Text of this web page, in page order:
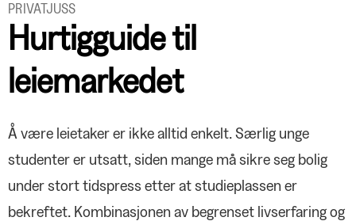
Vanlig og uvanlig
BREV FRA FORBUNDSLEDEREN
Utfordringer og muligheter
ORGANISASJON
ARBEIDSLIV
industri
LØNNSOPPGJØRET
Rom for reallønnsvekst
NOTABENE
PRIVATJUSS
Hurtigguide til
leiemarkedet
Å være leietaker er ikke alltid enkelt. Særlig unge
studenter er utsatt, siden mange må sikre seg bolig
under stort tidspress etter at studieplassen er
bekreftet. Kombinasjonen av begrenset livserfaring og